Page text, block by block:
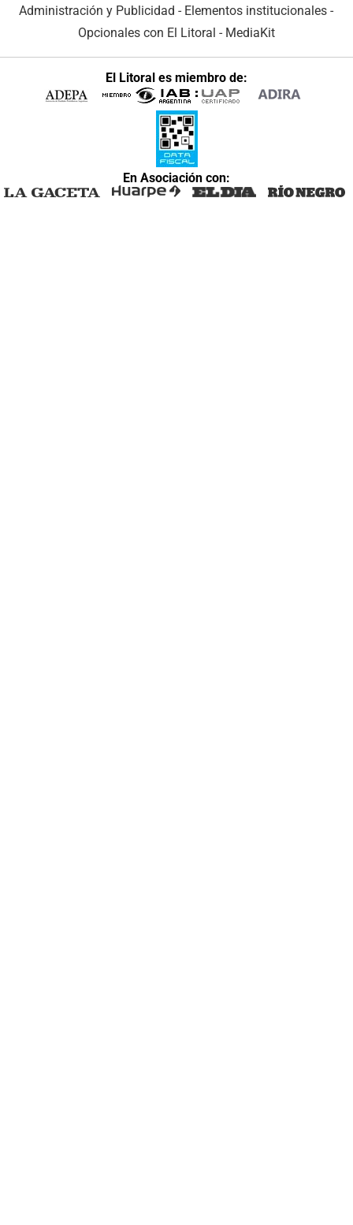
Administración y Publicidad - Elementos institucionales -
Opcionales con El Litoral - MediaKit
El Litoral es miembro de:
En Asociación con: